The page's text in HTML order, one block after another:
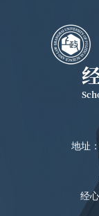
地址
经